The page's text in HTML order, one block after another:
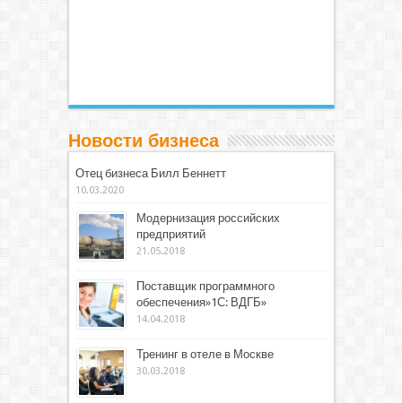
Новости бизнеса
Отец бизнеса Билл Беннетт
10.03.2020
Модернизация российских
предприятий
21.05.2018
Поставщик программного
обеспечения»1С: ВДГБ»
14.04.2018
Тренинг в отеле в Москве
30.03.2018